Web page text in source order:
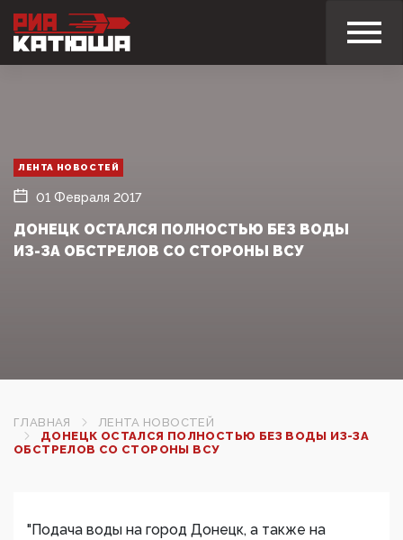
ЛЕНТА НОВОСТЕЙ
01 Февраля 2017
ДОНЕЦК ОСТАЛСЯ ПОЛНОСТЬЮ БЕЗ ВОДЫ
ИЗ-ЗА ОБСТРЕЛОВ СО СТОРОНЫ ВСУ
ГЛАВНАЯ
ЛЕНТА НОВОСТЕЙ
ДОНЕЦК ОСТАЛСЯ ПОЛНОСТЬЮ БЕЗ ВОДЫ ИЗ-ЗА
ОБСТРЕЛОВ СО СТОРОНЫ ВСУ
"Подача воды на город Донецк, а также на